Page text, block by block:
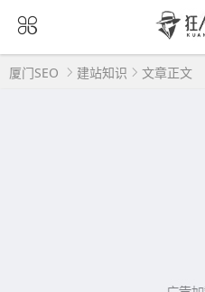
厦门SEO 建站知识 文章正文